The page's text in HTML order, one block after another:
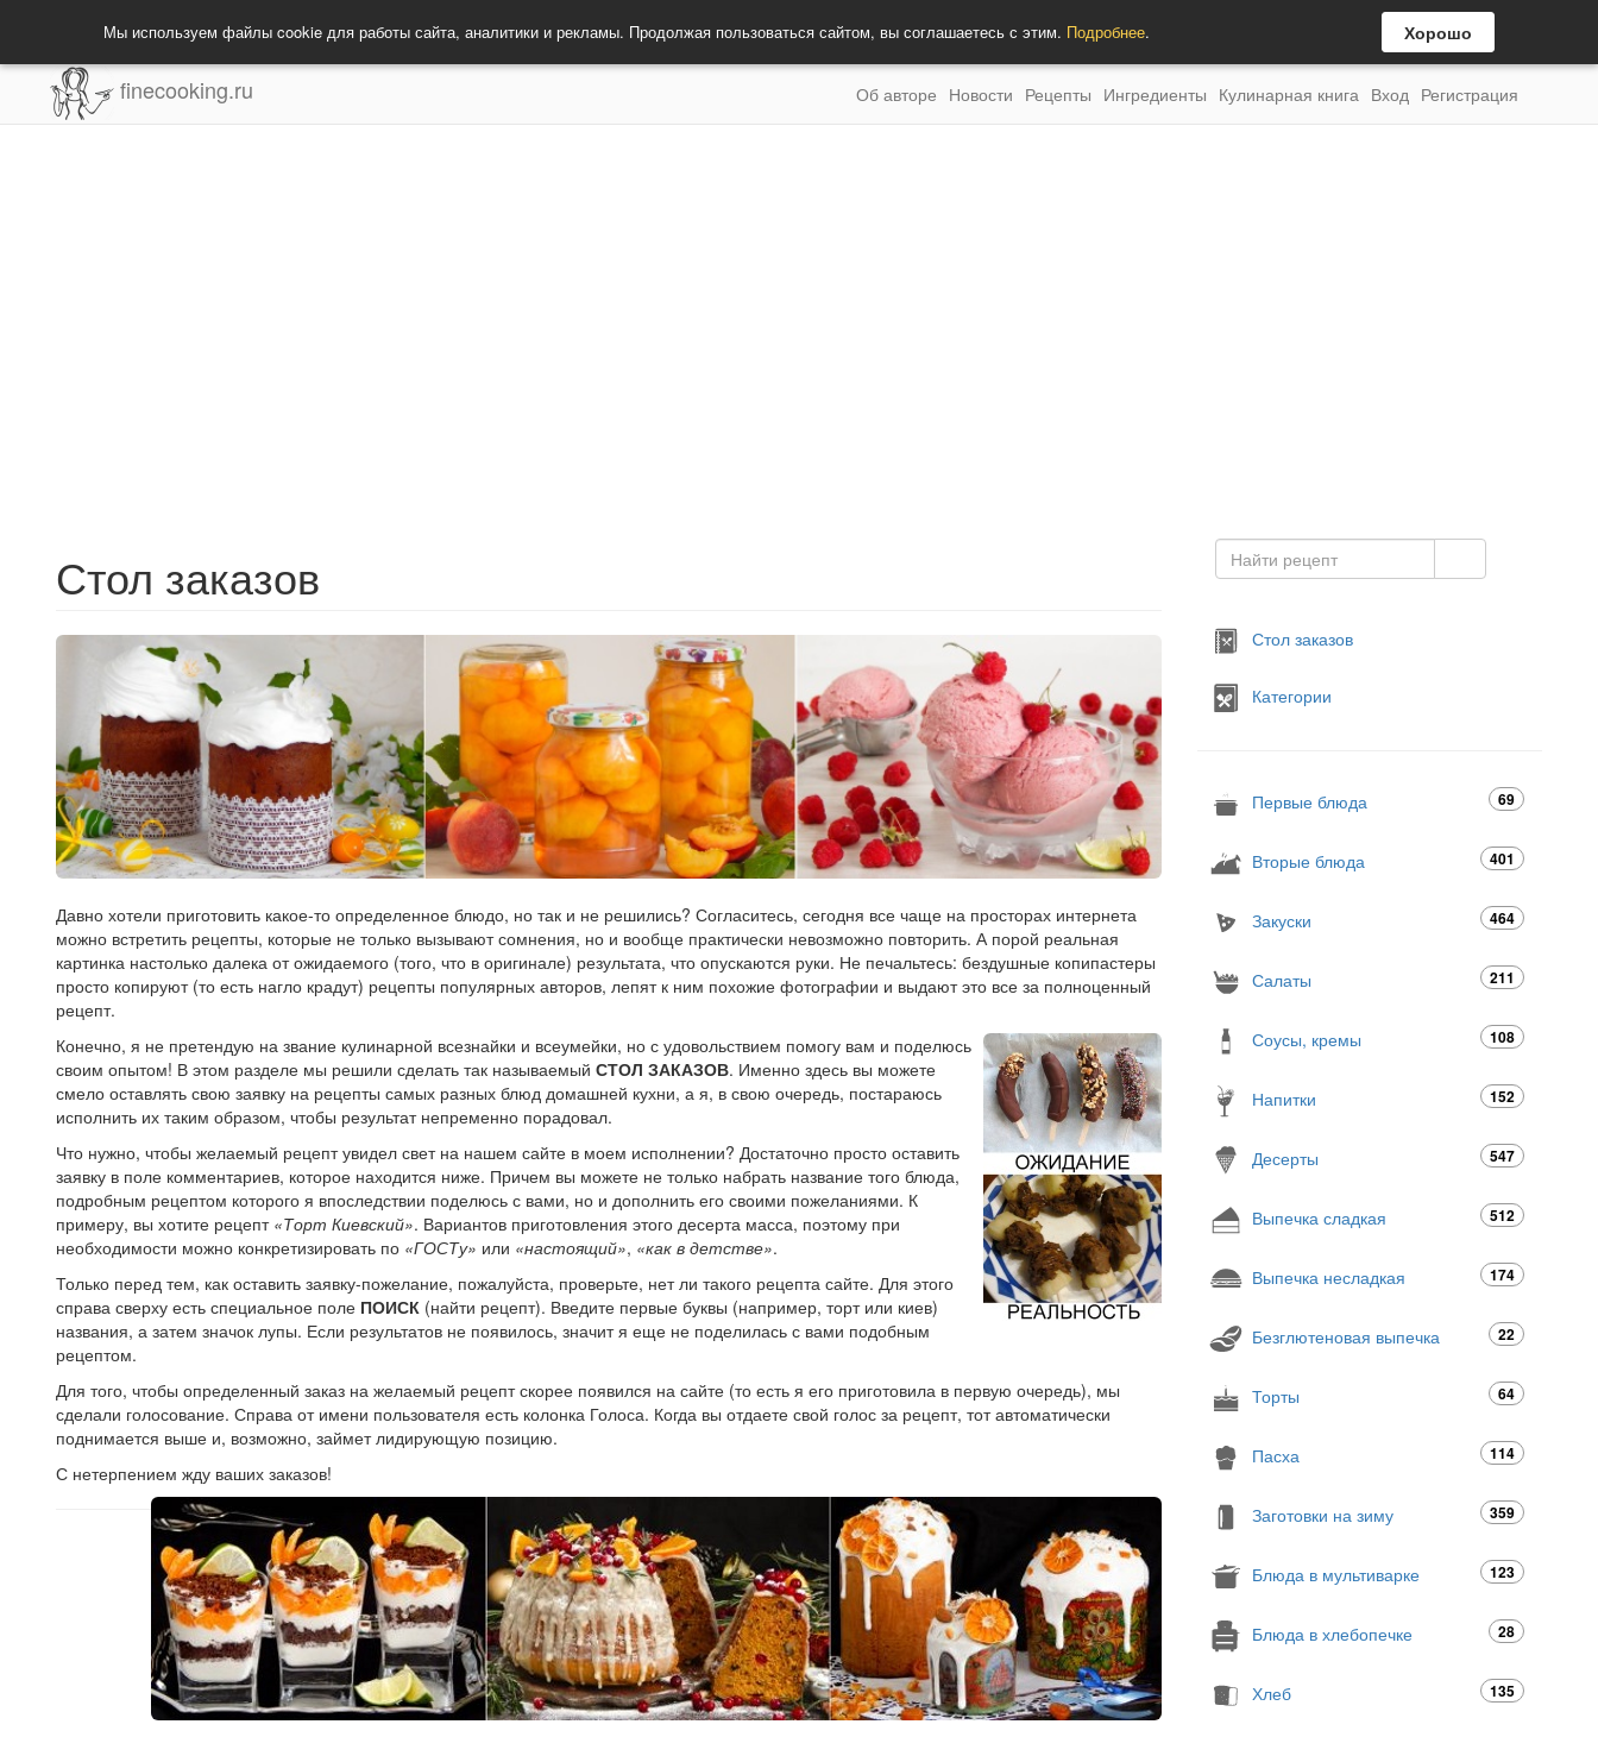
Мы используем файлы cookie для работы сайта, аналитики и рекламы. Продолжая пользоваться сайтом, вы соглашаетесь с этим. Подробнее. Хорошо
finecooking.ru Об авторе Новости Рецепты Ингредиенты Кулинарная книга Вход Регистрация
Стол заказов
Давно хотели приготовить какое-то определенное блюдо, но так и не решились? Согласитесь, сегодня все чаще на просторах интернета
можно встретить рецепты, которые не только вызывают сомнения, но и вообще практически невозможно повторить. А порой реальная
картинка настолько далека от ожидаемого (того, что в оригинале) результата, что опускаются руки. Не печальтесь: бездушные копипастеры
просто копируют (то есть нагло крадут) рецепты популярных авторов, лепят к ним похожие фотографии и выдают это все за полноценный
рецепт.
Конечно, я не претендую на звание кулинарной всезнайки и всеумейки, но с удовольствием помогу вам и поделюсь
своим опытом! В этом разделе мы решили сделать так называемый СТОЛ ЗАКАЗОВ. Именно здесь вы можете
смело оставлять свою заявку на рецепты самых разных блюд домашней кухни, а я, в свою очередь, постараюсь
исполнить их таким образом, чтобы результат непременно порадовал.
Что нужно, чтобы желаемый рецепт увидел свет на нашем сайте в моем исполнении? Достаточно просто оставить
заявку в поле комментариев, которое находится ниже. Причем вы можете не только набрать название того блюда,
подробным рецептом которого я впоследствии поделюсь с вами, но и дополнить его своими пожеланиями. К
примеру, вы хотите рецепт «Торт Киевский». Вариантов приготовления этого десерта масса, поэтому при
необходимости можно конкретизировать по «ГОСТу» или «настоящий», «как в детстве».
Только перед тем, как оставить заявку-пожелание, пожалуйста, проверьте, нет ли такого рецепта сайте. Для этого
справа сверху есть специальное поле ПОИСК (найти рецепт). Введите первые буквы (например, торт или киев)
названия, а затем значок лупы. Если результатов не появилось, значит я еще не поделилась с вами подобным
рецептом.
Для того, чтобы определенный заказ на желаемый рецепт скорее появился на сайте (то есть я его приготовила в первую очередь), мы
сделали голосование. Справа от имени пользователя есть колонка Голоса. Когда вы отдаете свой голос за рецепт, тот автоматически
поднимается выше и, возможно, займет лидирующую позицию.
С нетерпением жду ваших заказов!
Стол заказов
Категории
Первые блюда 69
Вторые блюда 401
Закуски 464
Салаты 211
Соусы, кремы 108
Напитки 152
Десерты 547
Выпечка сладкая 512
Выпечка несладкая 174
Безглютеновая выпечка 22
Торты 64
Пасха 114
Заготовки на зиму 359
Блюда в мультиварке 123
Блюда в хлебопечке 28
Хлеб 135